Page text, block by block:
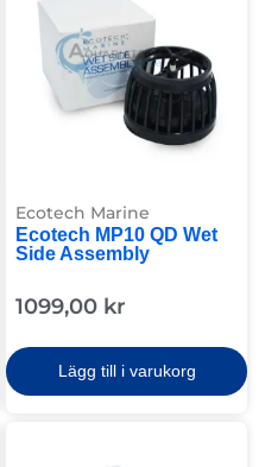
Ecotech MP10 QD Wet
Side Assembly
1099,00 kr
Lägg till i varukorg
Ecotech Marine